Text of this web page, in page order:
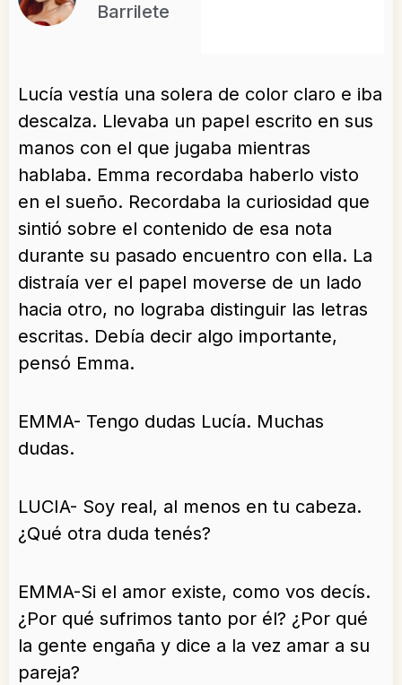
Barrilete
Lucía vestía una solera de color claro e iba
descalza. Llevaba un papel escrito en sus
manos con el que jugaba mientras
hablaba. Emma recordaba haberlo visto
en el sueño. Recordaba la curiosidad que
sintió sobre el contenido de esa nota
durante su pasado encuentro con ella. La
distraía ver el papel moverse de un lado
hacia otro, no lograba distinguir las letras
escritas. Debía decir algo importante,
pensó Emma.
EMMA- Tengo dudas Lucía. Muchas
dudas.
LUCIA- Soy real, al menos en tu cabeza.
¿Qué otra duda tenés?
EMMA-Si el amor existe, como vos decís.
¿Por qué sufrimos tanto por él? ¿Por qué
la gente engaña y dice a la vez amar a su
pareja?